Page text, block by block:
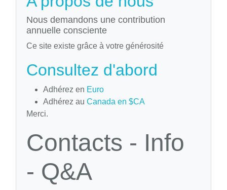
Nous demandons une contribution
annuelle consciente
Ce site existe grâce à votre générosité
Consultez d'abord
Adhérez en Euro
Adhérez au Canada en $CA
Merci.
Contacts - Info
- Q&A